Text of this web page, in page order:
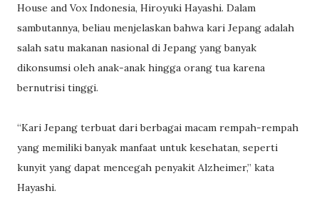
House and Vox Indonesia, Hiroyuki Hayashi. Dalam
sambutannya, beliau menjelaskan bahwa kari Jepang adalah
salah satu makanan nasional di Jepang yang banyak
dikonsumsi oleh anak-anak hingga orang tua karena
bernutrisi tinggi.
“Kari Jepang terbuat dari berbagai macam rempah-rempah
yang memiliki banyak manfaat untuk kesehatan, seperti
kunyit yang dapat mencegah penyakit Alzheimer,” kata
Hayashi.